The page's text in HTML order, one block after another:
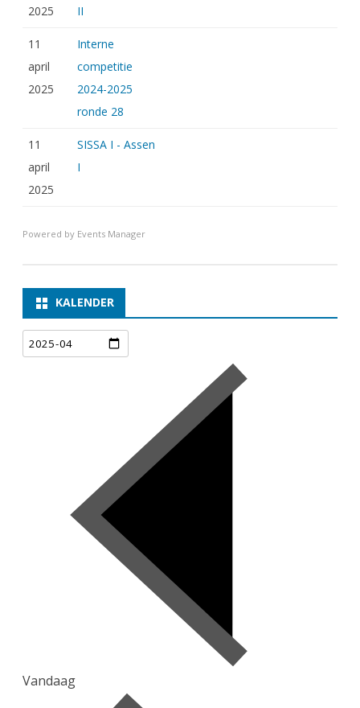
2025
II
11
april
2025
Interne
competitie
2024-2025
ronde 28
11
april
2025
SISSA I - Assen
I
Powered by Events Manager
KALENDER
Vandaag